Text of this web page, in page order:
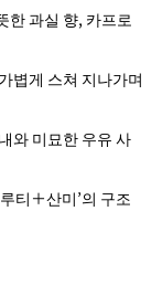
한 과실 향, 카프로
볍게 스쳐 지나가며
와 미묘한 우유 사
티＋산미’의 구조